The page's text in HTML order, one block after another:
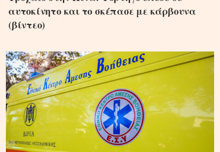
αυτοκίνητο και το σκέπασε με κάρβουνα
(βίντεο)